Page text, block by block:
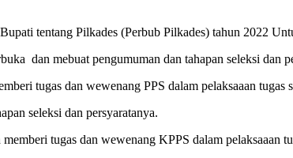
tentang Pilkades (Perbub Pilkades) tahun 2022
dan mebuat pengumuman dan tahapan seleksi dan
tugas dan wewenang PPS dalam pelaksaaan tugas
seleksi dan persyaratanya.
tugas dan wewenang KPPS dalam pelaksaaan